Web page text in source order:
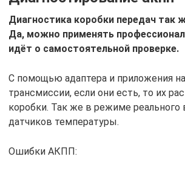
Диагностика коробки передач так
Да, можно применять
идёт о самостоятельной проверке.
С помощью адаптера и приложения
трансмиссии, если они есть, то их
коробки. Так же в режиме
датчиков температуры.
Ошибки АКПП: